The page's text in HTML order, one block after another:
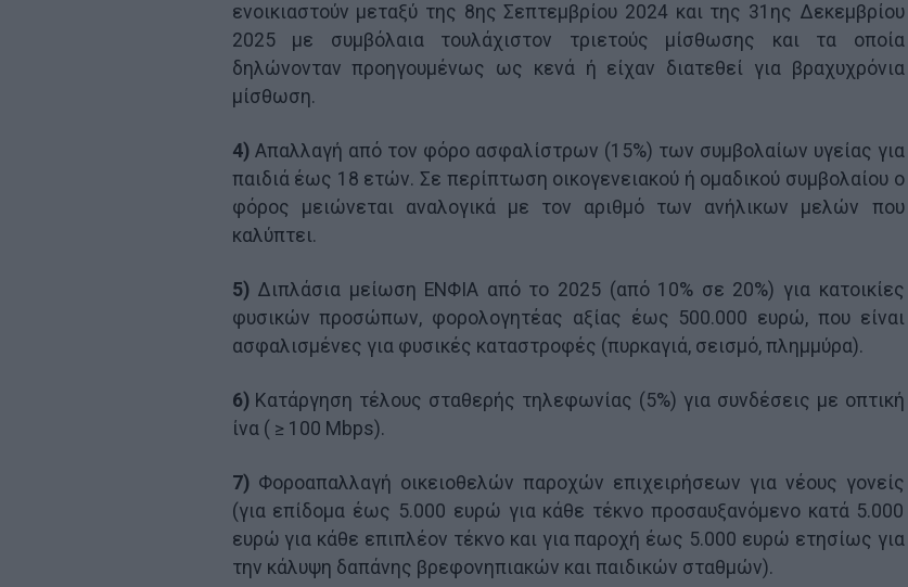
ενοικιαστούν μεταξύ της 8ης Σεπτεμβρίου 2024 και της 31ης Δεκεμβρίου
2025 με συμβόλαια τουλάχιστον τριετούς μίσθωσης και τα οποία
δηλώνονταν προηγουμένως ως κενά ή είχαν διατεθεί για βραχυχρόνια
μίσθωση.
4)Απαλλαγή από τον φόρο ασφαλίστρων (15%) των συμβολαίων υγείας για
παιδιά έως 18 ετών. Σε περίπτωση οικογενειακού ή ομαδικού συμβολαίου ο
φόρος μειώνεται αναλογικά με τον αριθμό των ανήλικων μελών που
καλύπτει.
5)Διπλάσια μείωση ΕΝΦΙΑ από το 2025 (από 10% σε 20%) για κατοικίες
φυσικών προσώπων, φορολογητέας αξίας έως 500.000 ευρώ, που είναι
ασφαλισμένες για φυσικές καταστροφές (πυρκαγιά, σεισμό, πλημμύρα).
6)Κατάργηση τέλους σταθερής τηλεφωνίας (5%) για συνδέσεις με οπτική
ίνα ( ≥ 100 Μbps).
7)Φοροαπαλλαγή οικειοθελών παροχών επιχειρήσεων για νέους γονείς
(για επίδομα έως 5.000 ευρώ για κάθε τέκνο προσαυξανόμενο κατά 5.000
ευρώ για κάθε επιπλέον τέκνο και για παροχή έως 5.000 ευρώ ετησίως για
την κάλυψη δαπάνης βρεφονηπιακών και παιδικών σταθμών).